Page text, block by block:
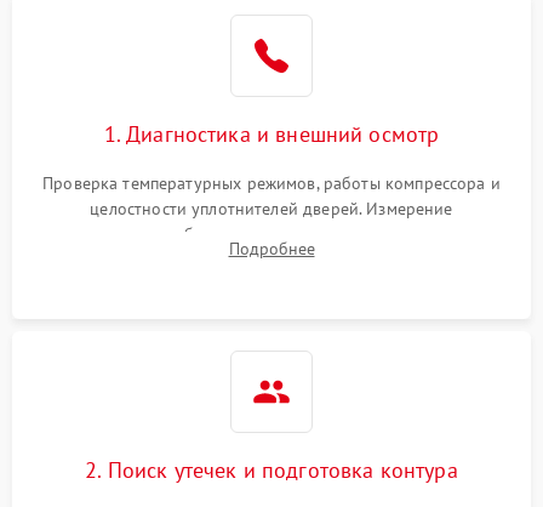
1. Диагностика и внешний осмотр
Проверка температурных режимов, работы компрессора и
целостности уплотнителей дверей. Измерение
сопротивления обмоток мотора, проверка термостата и
считывание кодов ошибок с электронного дисплея.
Подробнее
2. Поиск утечек и подготовка контура